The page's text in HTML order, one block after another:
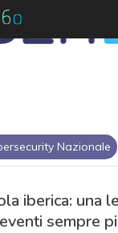
Nazionale
iberica: una
sempre